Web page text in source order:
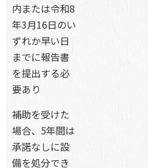
内または令和8
年3月16日のい
ずれか早い日
までに報告書
を提出する必
要あり
補助を受けた
場合、5年間は
承諾なしに設
備を処分でき